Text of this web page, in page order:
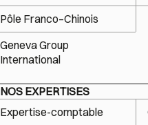
Pôle Franco–Chinois
Geneva Group
International
NOS EXPERTISES
Expertise-comptable